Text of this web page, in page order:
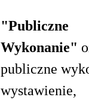
"Publiczne
Wykonanie"
publiczne
wystawienie,